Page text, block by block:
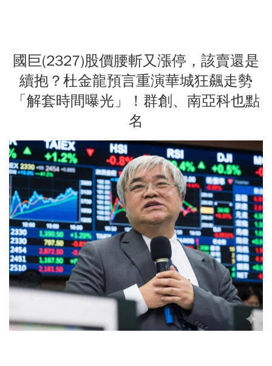
國巨(2327)股價腰斬又漲停，該賣還是
續抱？杜金龍預言重演華城狂飆走勢
「解套時間曝光」！群創、南亞科也點
名